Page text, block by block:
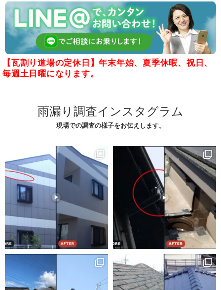
【瓦割り道場の定休日】年末年始、夏季休暇、祝日、
毎週土日曜になります。
雨漏り調査インスタグラム
現場での調査の様子をお伝えします。